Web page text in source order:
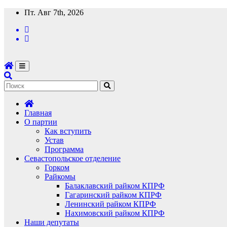
Перейти
содержимому
Пт. Авг 7th, 2026
Главная
О партии
Как вступить
Устав
Программа
Севастопольское отделение
Горком
Райкомы
Балаклавский райком КПРФ
Гагаринский райком КПРФ
Ленинский райком КПРФ
Нахимовский райком КПРФ
Наши депутаты